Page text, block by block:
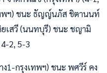
พฯ) ชนะ ธัญญ์นภัส ชิตานนท์
เสวี (นนทบุรี) ชนะ ชญามิ
2, 5-3
ง1-กรุงเทพฯ) ชนะ พศวีร์ คง